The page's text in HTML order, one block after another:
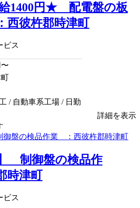
1400円★ 配電盤の板
彼杵郡時津町
ビス
/ 自動車系工場 / 日勤
詳細を表示
制御盤の検品作
津町
ビス